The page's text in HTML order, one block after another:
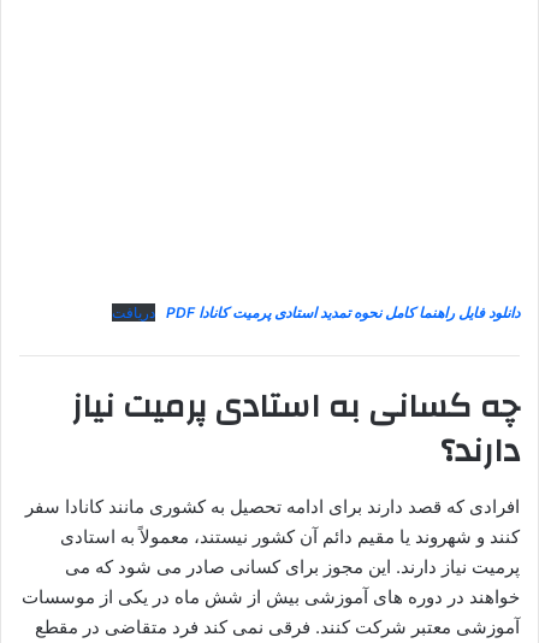
دانلود فایل راهنما کامل نحوه تمدید استادی پرمیت کانادا PDF دریافت
چه کسانی به استادی پرمیت نیاز
دارند؟
افرادی که قصد دارند برای ادامه تحصیل به کشوری مانند کانادا سفر
کنند و شهروند یا مقیم دائم آن کشور نیستند، معمولاً به استادی
پرمیت نیاز دارند. این مجوز برای کسانی صادر می‌ شود که می‌
خواهند در دوره‌ های آموزشی بیش از شش ماه در یکی از موسسات
آموزشی معتبر شرکت کنند. فرقی نمی‌ کند فرد متقاضی در مقطع